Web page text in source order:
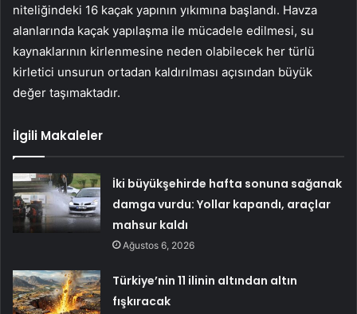
niteliğindeki 16 kaçak yapının yıkımına başlandı. Havza
alanlarında kaçak yapılaşma ile mücadele edilmesi, su
kaynaklarının kirlenmesine neden olabilecek her türlü
kirletici unsurun ortadan kaldırılması açısından büyük
değer taşımaktadır.
İlgili Makaleler
İki büyükşehirde hafta sonuna sağanak
damga vurdu: Yollar kapandı, araçlar
mahsur kaldı
Ağustos 6, 2026
Türkiye’nin 11 ilinin altından altın
fışkıracak